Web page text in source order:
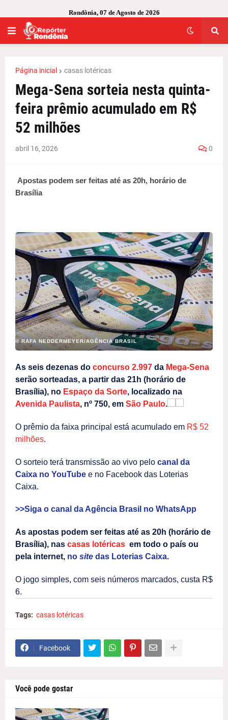
Rondônia, 07 de Agosto de 2026
Página inicial casas lotéricas
Mega-Sena sorteia nesta quinta-
feira prêmio acumulado em R$
52 milhões
abril 16, 2026 0
Apostas podem ser feitas até as 20h, horário de
Brasília
© RAFA NEDDERMEYER/AGÊNCIA BRASIL
As seis dezenas do concurso 2.997 da Mega-Sena
serão sorteadas, a partir das 21h (horário de
Brasília), no Espaço da Sorte, localizado na
Avenida Paulista, nº 750, em São Paulo.
O prêmio da faixa principal está acumulado em R$ 52
milhões.
O sorteio terá transmissão ao vivo pelo canal da
Caixa no YouTube e no Facebook das Loterias
Caixa.
>>Siga o canal da Agência Brasil no WhatsApp
As apostas podem ser feitas até as 20h (horário de
Brasília), nas casas lotéricas em todo o país ou
pela internet, no site das Loterias Caixa.
O jogo simples, com seis números marcados, custa R$
6.
Tags: casas lotéricas
Facebook
Você pode gostar